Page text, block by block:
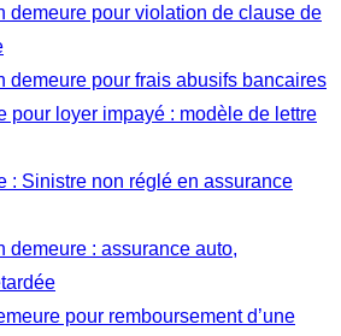
demeure pour violation de clause de
demeure pour frais abusifs bancaires
pour loyer impayé : modèle de lettre
: Sinistre non réglé en assurance
demeure : assurance auto,
pour remboursement d’une